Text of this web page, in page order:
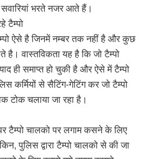
भरते नजर आते हैं।
टैम्पो
ऐसे है जिनमें नम्बर तक नहीं है और कुछ
है। वास्तविकता यह है कि जो टैम्पो
ही समाप्त हो चुकी है और ऐसे में टैम्पो
कर्मियों से सैटिंग-गेटिंग कर जो टैम्पो
टोक चलाया जा रहा है।
टैम्पो चालको पर लगाम कसने के लिए
पुलिस द्वारा टैम्पो चालको से की जा